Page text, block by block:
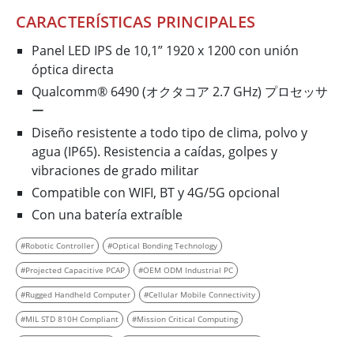
CARACTERÍSTICAS PRINCIPALES
Panel LED IPS de 10,1” 1920 x 1200 con unión
óptica directa
Qualcomm® 6490 (オクタコア 2.7 GHz) プロセッサ
ー
Diseño resistente a todo tipo de clima, polvo y
agua (IP65). Resistencia a caídas, golpes y
vibraciones de grado militar
Compatible con WIFI, BT y 4G/5G opcional
Con una batería extraíble
#Robotic Controller #Optical Bonding Technology
#Projected Capacitive PCAP #OEM ODM Industrial PC
#Rugged Handheld Computer #Cellular Mobile Connectivity
#MIL STD 810H Compliant #Mission Critical Computing